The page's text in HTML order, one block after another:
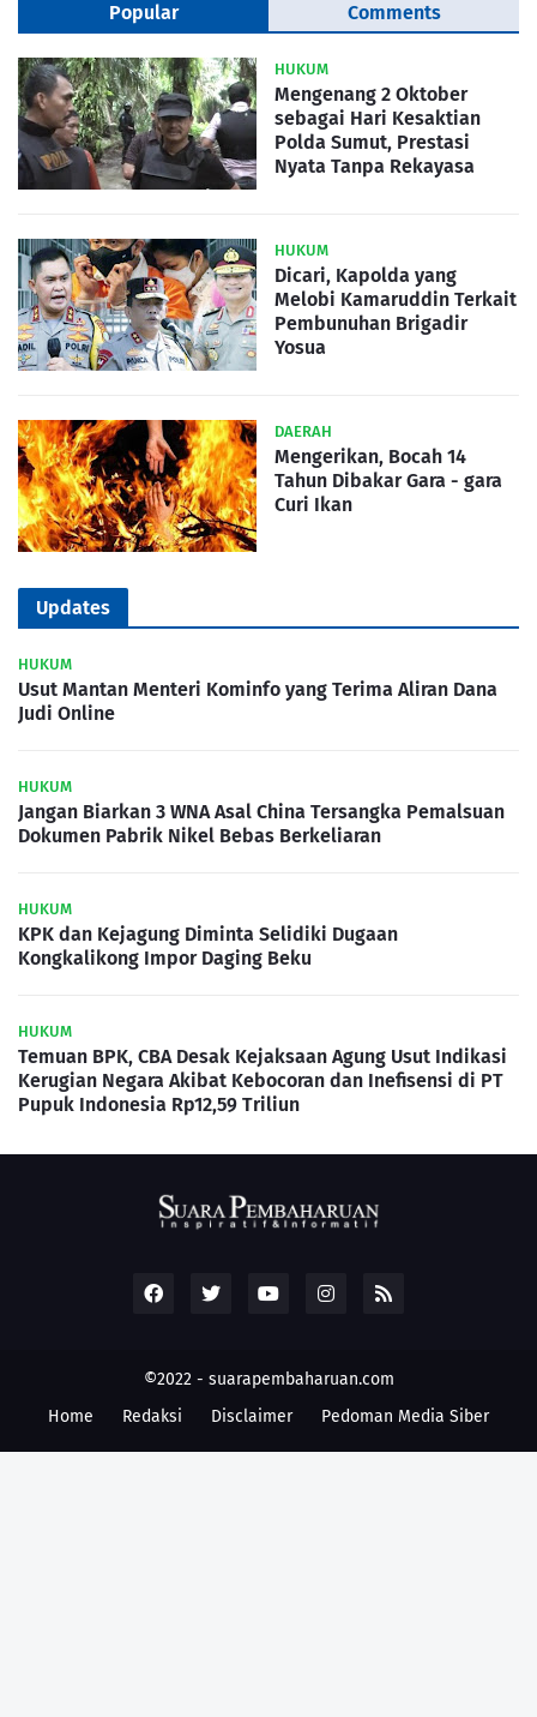
Popular Comments
HUKUM
Mengenang 2 Oktober
sebagai Hari Kesaktian
Polda Sumut, Prestasi
Nyata Tanpa Rekayasa
HUKUM
Dicari, Kapolda yang
Melobi Kamaruddin Terkait
Pembunuhan Brigadir
Yosua
DAERAH
Mengerikan, Bocah 14
Tahun Dibakar Gara - gara
Curi Ikan
Updates
HUKUM
Usut Mantan Menteri Kominfo yang Terima Aliran Dana
Judi Online
HUKUM
Jangan Biarkan 3 WNA Asal China Tersangka Pemalsuan
Dokumen Pabrik Nikel Bebas Berkeliaran
HUKUM
KPK dan Kejagung Diminta Selidiki Dugaan
Kongkalikong Impor Daging Beku
HUKUM
Temuan BPK, CBA Desak Kejaksaan Agung Usut Indikasi
Kerugian Negara Akibat Kebocoran dan Inefisensi di PT
Pupuk Indonesia Rp12,59 Triliun
©2022 - suarapembaharuan.com
Home
Redaksi Disclaimer Pedoman Media Siber